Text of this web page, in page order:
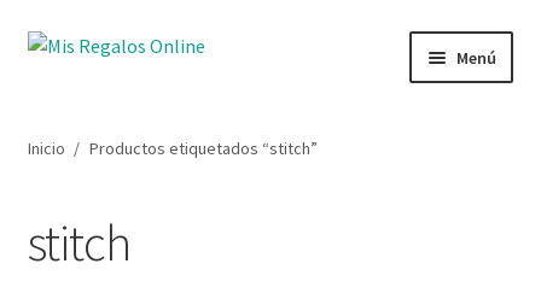
Menú
Secciones
Inicio / Productos etiquetados “stitch”
stitch